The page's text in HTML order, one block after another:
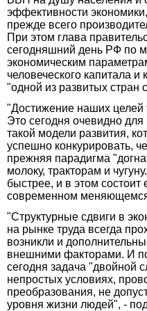
эффективности
прежде всего
При этом глава
сегодняшний день РФ по
экономическим
человеческого капитала
"одной из развитых стран
"Достижение наших целей
Это сегодня очевидно
такой модели развития,
успешно конкурировать,
прежняя парадигма
молоку, тракторам и
быстрее, и в этом состоит
современном
"Структурные сдвиги в
на рынке труда всегда
возникли и
внешними факторами. И
сегодня задача "двойной
непростых условиях,
преобразования, не
уровня жизни людей", -